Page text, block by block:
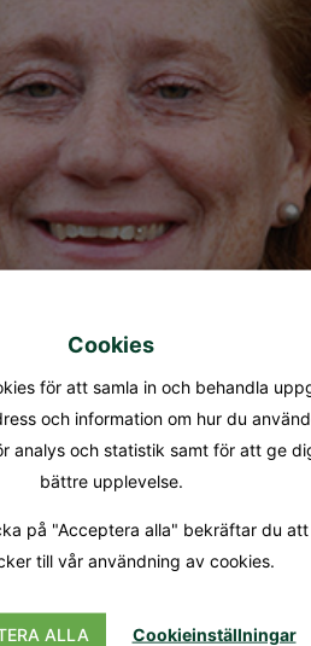
Cookies
för att samla in och behandla
och information om hur du
analys och statistik samt för att ge
bättre upplevelse.
på "Acceptera alla" bekräftar du
till vår användning av cookies.
ALLA Cookieinställningar